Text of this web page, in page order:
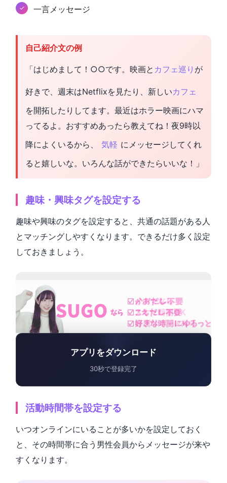
一言メッセージ
自己紹介文の例
「はじめまして！○○です。映画と カフェ巡り が
好きで、週末はNetflixを見たり、新しいカフェ
を開拓したりしてます。最近はホラー映画にハマ
ってるよ。おすすめあったら教えてね！夜9時以
降によくいるから、
気軽 にメッセージしてくれ
ると嬉しいな。いろんな話ができたらいいな！」
趣味・興味タグを設定する
趣味や興味のタグを設定すると、共通の話題がある人
とマッチングしやすくなります。できるだけ多く設定
しておきましょう。
アプリをダウンロード
30秒で登録完了
活動時間帯を設定する
いつオンラインにいることが多いかを設定しておく
と、その時間帯に合う男性会員からメッセージが来や
すくなります。